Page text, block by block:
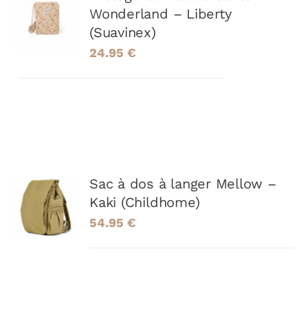
AU
PANIER
/
Wonderland – Liberty
(Suavinex)
24.95€
AJOUTER
AU
PANIER
/
Sac à dos à langer Mellow –
Kaki (Childhome)
54.95€